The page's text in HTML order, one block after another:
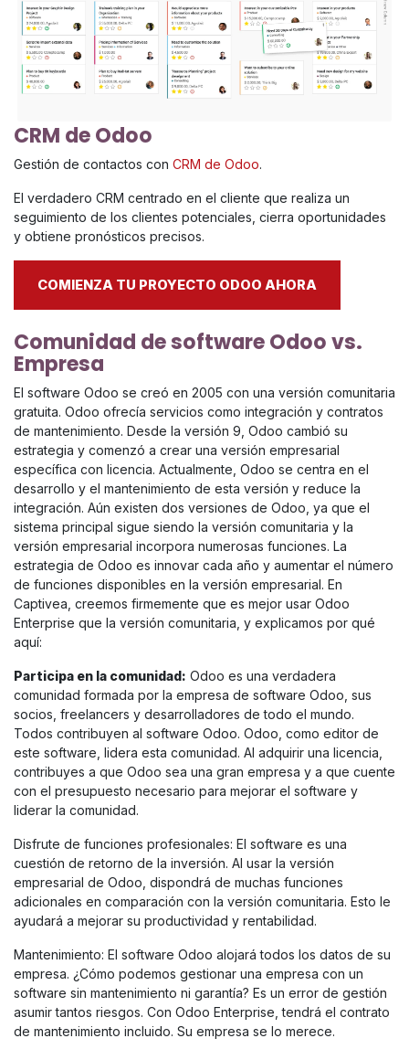
CRM de Odoo
Gestión de contactos con CRM de Odoo.
El verdadero CRM centrado en el cliente que realiza un
seguimiento de los clientes potenciales, cierra oportunidades
y obtiene pronósticos precisos.
COMIENZA TU PROYECTO ODOO AHORA
Comunidad de software Odoo vs.
Empresa
El software Odoo se creó en 2005 con una versión comunitaria
gratuita. Odoo ofrecía servicios como integración y contratos
de mantenimiento. Desde la versión 9, Odoo cambió su
estrategia y comenzó a crear una versión empresarial
específica con licencia. Actualmente, Odoo se centra en el
desarrollo y el mantenimiento de esta versión y reduce la
integración. Aún existen dos versiones de Odoo, ya que el
sistema principal sigue siendo la versión comunitaria y la
versión empresarial incorpora numerosas funciones. La
estrategia de Odoo es innovar cada año y aumentar el número
de funciones disponibles en la versión empresarial. En
Captivea, creemos firmemente que es mejor usar Odoo
Enterprise que la versión comunitaria, y explicamos por qué
aquí:
Participa en la comunidad: Odoo es una verdadera
comunidad formada por la empresa de software Odoo, sus
socios, freelancers y desarrolladores de todo el mundo.
Todos contribuyen al software Odoo. Odoo, como editor de
este software, lidera esta comunidad. Al adquirir una licencia,
contribuyes a que Odoo sea una gran empresa y a que cuente
con el presupuesto necesario para mejorar el software y
liderar la comunidad.
Disfrute de funciones profesionales: El software es una
cuestión de retorno de la inversión. Al usar la versión
empresarial de Odoo, dispondrá de muchas funciones
adicionales en comparación con la versión comunitaria. Esto le
ayudará a mejorar su productividad y rentabilidad.
Mantenimiento: El software Odoo alojará todos los datos de su
empresa. ¿Cómo podemos gestionar una empresa con un
software sin mantenimiento ni garantía? Es un error de gestión
asumir tantos riesgos. Con Odoo Enterprise, tendrá el contrato
de mantenimiento incluido. Su empresa se lo merece.